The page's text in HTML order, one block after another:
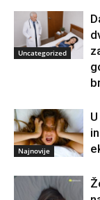
Uncategorized
Najnovije